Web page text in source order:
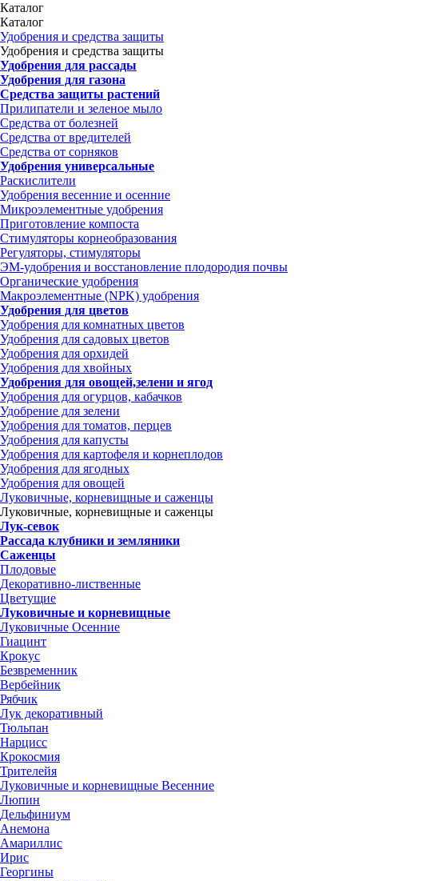
Каталог
Каталог
Удобрения и средства защиты
Удобрения и средства защиты
Удобрения для рассады
Удобрения для газона
Средства защиты растений
Прилипатели и зеленое мыло
Средства от болезней
Средства от вредителей
Средства от сорняков
Удобрения универсальные
Раскислители
Удобрения весенние и осенние
Микроэлементные удобрения
Приготовление компоста
Стимуляторы корнеобразования
Регуляторы, стимуляторы
ЭМ-удобрения и восстановление плодородия почвы
Органические удобрения
Макроэлементные (NPK) удобрения
Удобрения для цветов
Удобрения для комнатных цветов
Удобрения для садовых цветов
Удобрения для орхидей
Удобрения для хвойных
Удобрения для овощей,зелени и ягод
Удобрения для огурцов, кабачков
Удобрение для зелени
Удобрения для томатов, перцев
Удобрения для капусты
Удобрения для картофеля и корнеплодов
Удобрения для ягодных
Удобрения для овощей
Луковичные, корневищные и саженцы
Луковичные, корневищные и саженцы
Лук-севок
Рассада клубники и земляники
Саженцы
Плодовые
Декоративно-лиственные
Цветущие
Луковичные и корневищные
Луковичные Осенние
Гиацинт
Крокус
Безвременник
Вербейник
Рябчик
Лук декоративный
Тюльпан
Нарцисс
Крокосмия
Трителейя
Луковичные и корневищные Весенние
Люпин
Дельфиниум
Анемона
Амариллис
Ирис
Георгины